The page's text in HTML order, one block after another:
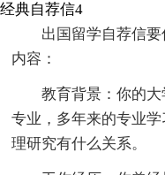
经典自荐信4
出国留学自荐信
内容：
教育背景：你的
专业，多年来的专业
理研究有什么关系。